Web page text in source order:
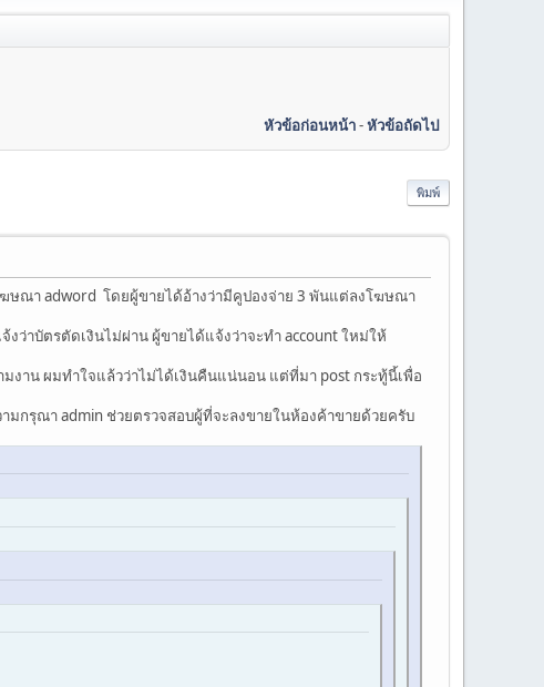
หัวข้อก่อนหน้า-หัวข้อถัดไป
พิมพ์
ษณา adword โดยผู้ขายได้อ้างว่ามีคูปองจ่าย 3 พันแต่ลงโฆษณา
ว่าบัตรตัดเงินไม่ผ่าน ผู้ขายได้แจ้งว่าจะทำ account ใหม่ให้
งาน ผมทำใจแล้วว่าไม่ได้เงินคืนแน่นอน แต่ที่มา post กระทู้นี้เพื่อ
มกรุณา admin ช่วยตรวจสอบผู้ที่จะลงขายในห้องค้าขายด้วยครับ